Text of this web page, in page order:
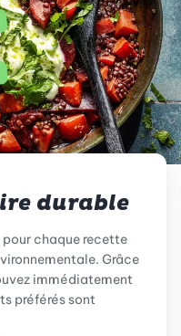
durable
chaque recette
Grâce
immédiatement
préférés sont